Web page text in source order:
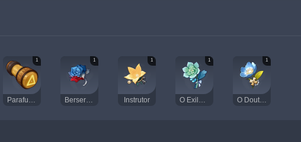
1
Parafuso do Caos
1
Berserker
1
Instrutor
1
O Exilado
1
O Doutor viajante